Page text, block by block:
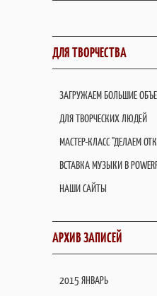
ДЛЯ ТВОРЧЕСТВА
ЗАГРУЖАЕМ БОЛЬШИЕ
ДЛЯ ТВОРЧЕСКИХ ЛЮДЕЙ
МАСТЕР-КЛАСС "ДЕЛАЕМ
ВСТАВКА МУЗЫКИ В
НАШИ САЙТЫ
АРХИВ ЗАПИСЕЙ
2015 ЯНВАРЬ